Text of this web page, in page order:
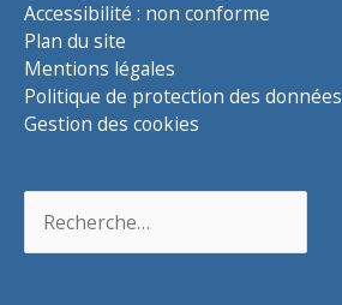
Accessibilité : non conforme
Plan du site
Mentions légales
Politique de protection des données
Gestion des cookies